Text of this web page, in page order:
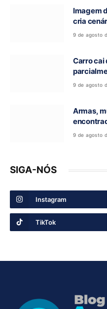
Imagem
cria
9 de agosto
Carro cai
de Nova
9 de agosto
Armas,
Guarani
9 de agosto
SIGA-NÓS
Instagram
TikTok